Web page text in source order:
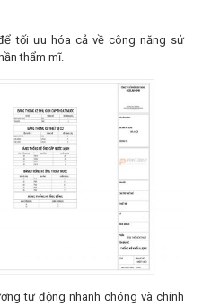
tối ưu hóa cả về công năng sử
thẩm mĩ.
tự động nhanh chóng và chính